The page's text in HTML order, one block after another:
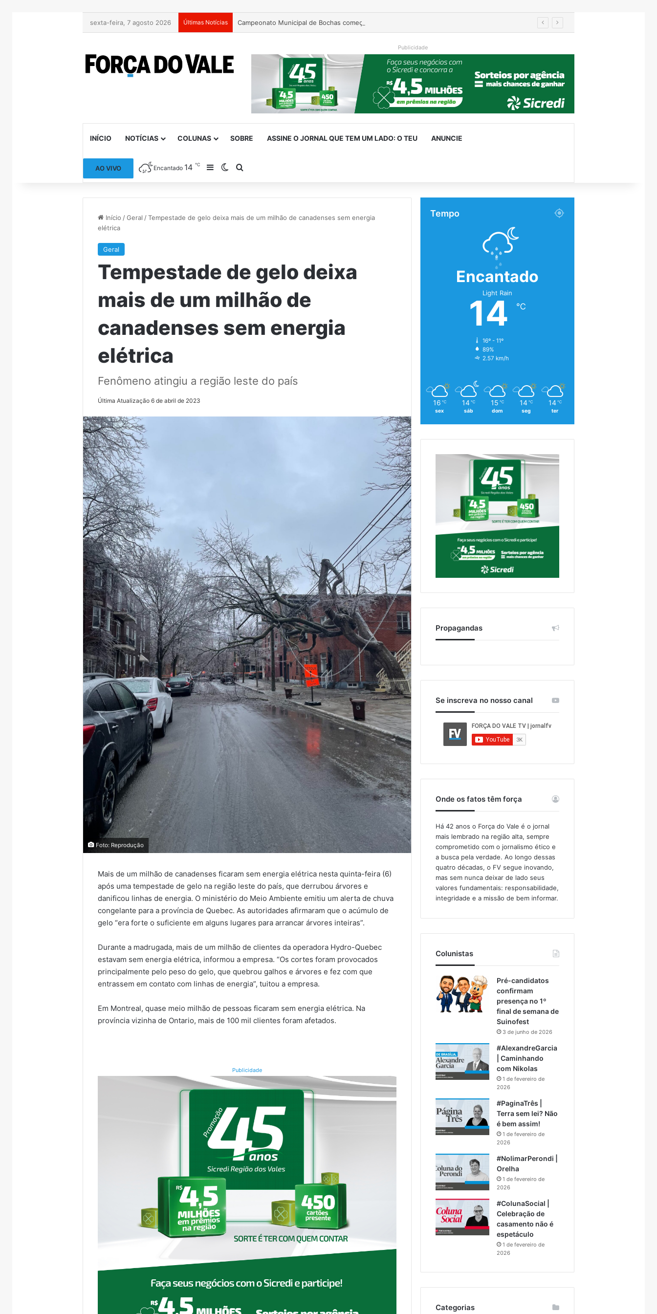
sexta-feira, 7 agosto 2026 Últimas Notícias Campeonato Municipal de Bochas começa neste fim de semana em Encantado
Publicidade
INÍCIO NOTÍCIAS COLUNAS SOBRE ASSINE O JORNAL QUE TEM UM LADO: O TEU ANUNCIE
AO VIVO Encantado 14℃ Barra Lateral
Switch skin
Início / Geral / Tempestade de gelo deixa mais de um milhão de canadenses sem energia
elétrica
Geral
Tempestade de gelo deixa
mais de um milhão de
canadenses sem energia
elétrica
Fenômeno atingiu a região leste do país
Última Atualização 6 de abril de 2023
Foto: Reprodução
Mais de um milhão de canadenses ficaram sem energia elétrica nesta quinta-feira (6)
após uma tempestade de gelo na região leste do país, que derrubou árvores e
danificou linhas de energia. O ministério do Meio Ambiente emitiu um alerta de chuva
congelante para a província de Quebec. As autoridades afirmaram que o acúmulo de
gelo “era forte o suficiente em alguns lugares para arrancar árvores inteiras”.
Durante a madrugada, mais de um milhão de clientes da operadora Hydro-Quebec
estavam sem energia elétrica, informou a empresa. “Os cortes foram provocados
principalmente pelo peso do gelo, que quebrou galhos e árvores e fez com que
entrassem em contato com linhas de energia”, tuitou a empresa.
Em Montreal, quase meio milhão de pessoas ficaram sem energia elétrica. Na
província vizinha de Ontario, mais de 100 mil clientes foram afetados.
Publicidade
Tempo
Encantado
Light Rain
14 ℃
16º - 11º
89%
2.57 km/h
16 ℃
sex
14 ℃
sáb
15 ℃
dom
14 ℃
seg
14 ℃
ter
Propagandas
Se inscreva no nosso canal
Onde os fatos têm força
Há 42 anos o Força do Vale é o jornal
mais lembrado na região alta, sempre
comprometido com o jornalismo ético e
a busca pela verdade. Ao longo dessas
quatro décadas, o FV segue inovando,
mas sem nunca deixar de lado seus
valores fundamentais: responsabilidade,
integridade e a missão de bem informar.​
Colunistas
Pré-candidatos
confirmam
presença no 1º
final de semana de
Suinofest
3 de junho de 2026
#AlexandreGarcia
| Caminhando
com Nikolas
1 de fevereiro de
2026
#PaginaTrês |
Terra sem lei? Não
é bem assim!
1 de fevereiro de
2026
#NolimarPerondi |
Orelha
1 de fevereiro de
2026
#ColunaSocial |
Celebração de
casamento não é
espetáculo
1 de fevereiro de
2026
Categorias